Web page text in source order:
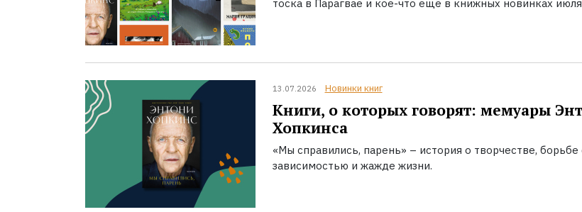
тоска в Парагвае и кое-что ещё в книжных новинках
13.07.2026 Новинки книг
Книги, о которых говорят: мемуары
Хопкинса
«Мы справились, парень» – история о творчестве, борьбе
зависимостью и жажде жизни.